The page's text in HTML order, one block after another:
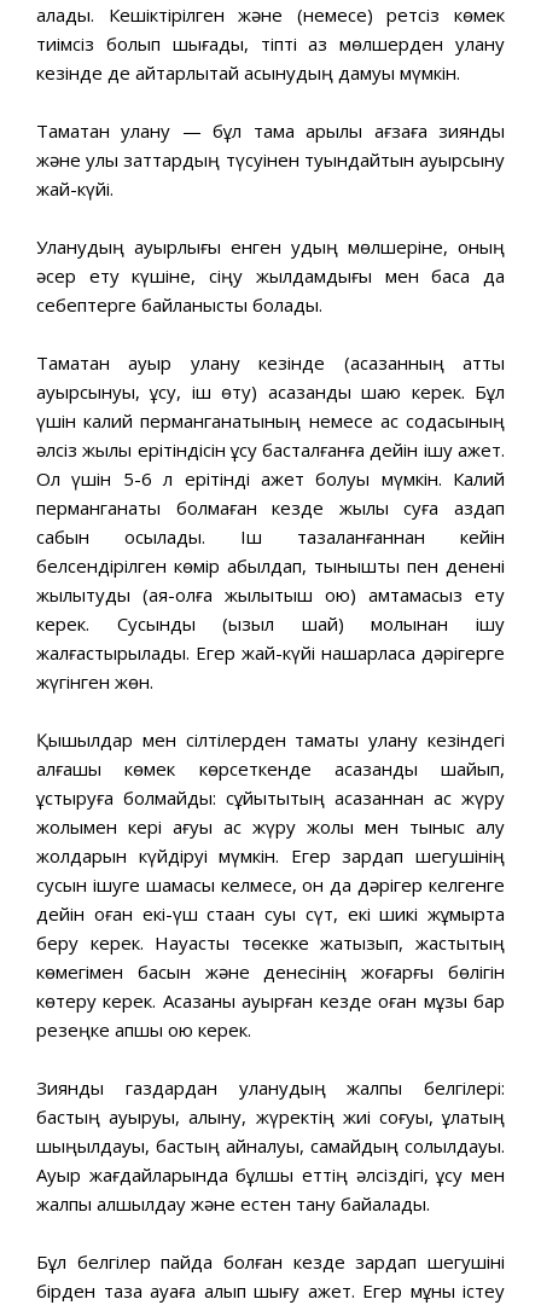
алады. Кешіктірілген және (немесе) ретсіз көмек
тиімсіз болып шығады, тіпті аз мөлшерден улану
кезінде де айтарлықтай асқынудың дамуы мүмкін.
Тамақтан улану — бұл тамақ арқылы ағзаға зиянды
және улы заттардың түсуінен туындайтын ayырсыну
жай-күйі.
Уланудың ауырлығы енген удың мөлшеріне, оның
әсер ету күшіне, сіңу жылдамдығы мен басқа да
себептерге байланысты болады.
Тамақтан ауыр улану кезінде (асқазанның қатты
ауырсынуы, құсу, іш өту) асқазанды шаю керек. Бұл
үшін калий перманганатының немесе ас содасының
әлсіз жылы ерітіндісін құсу басталғанға дейін ішу қажет.
Ол үшін 5-6 л ерітінді қажет болуы мүмкін. Калий
перманганаты болмаған кезде жылы суға аздап
сабын қосылады. Іш тазаланғаннан кейін
белсендірілген көмір қабылдап, тыныштық пен денені
жылытуды (аяқ-қолға жылытқыш қою) қамтамасыз ету
керек. Сусынды (қызыл шай) молынан ішу
жалғастырылады. Егер жай-күйі нашарласа дәрігерге
жүгінген жөн.
Қышқылдар мен сілтілерден тамақтық улану кезіндегі
алғашқы көмек көрсеткенде асқазанды шайып,
құстыруға болмайды: сұйықтықтың асқазаннан ас жүру
жолымен кері ағуы ас жүру жолы мен тыныс алу
жолдарын күйдіруі мүмкін. Егер зардап шегушінің
сусын ішуге шамасы келмесе, он да дәрігер келгенге
дейін оған екі-үш стақан суық сүт, екі шикі жұмыртқа
беру керек. Науқасты төсекке жатқызып, жастықтың
көмегімен басын және денесінің жоғарғы бөлігін
көтеру керек. Асқазаны ауырған кезде оған мұзы бар
резеңке қапшық қою керек.
Зиянды газдардан уланудың жалпы белгілері:
бастың ауыруы, алқыну, жүректің жиі соғуы, құлақтың
шыңылдауы, бастың айналуы, самайдың солқылдауы.
Ауыр жағдайларында бұлшық еттің әлсіздігі, құсу мен
жалпы қалшылдау және естен тану байқалады.
Бұл белгілер пайда болған кезде зардап шегушіні
бірден таза ауаға алып шығу қажет. Егер мұны істеу